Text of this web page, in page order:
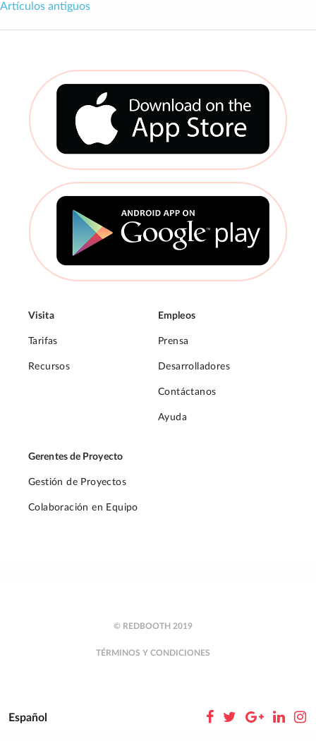
Navegación
Artículos antiguos
Visita
Tarifas
Recursos
Empleos
Prensa
Desarrolladores
Contáctanos
Ayuda
Gerentes de Proyecto
Gestión de Proyectos
Colaboración en Equipo
© REDBOOTH 2019
TÉRMINOS Y CONDICIONES
Español